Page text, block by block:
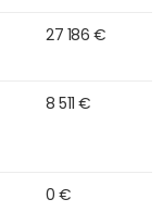
27 186 €
8 511 €
0 €